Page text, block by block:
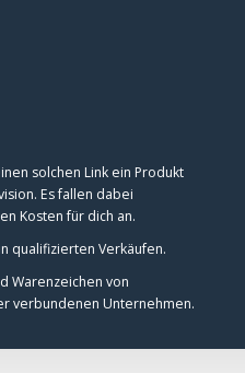
solchen Link ein Produkt
Es fallen dabei
Kosten für dich an.
qualifizierten Verkäufen.
Warenzeichen von
verbundenen Unternehmen.